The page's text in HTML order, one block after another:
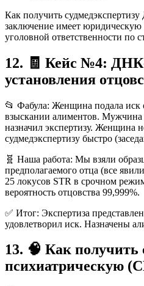
Как получить
заключение имеет юридическую
уголовной ответственности по
12. 🧾 Кейс №4:
установления
📂 Фабула: Женщина подала иск
взыскании алиментов. Мужчина
назначил экспертизу. Женщина
судмедэкспертизу быстро
🧬 Наша работа: Мы взяли
предполагаемого отца (все
25 локусов STR в срочном
вероятность отцовства 99,999%.
✅ Итог: Экспертиза
удовлетворил иск. Назначены
13. 🧠 Как получить
психиатрическую